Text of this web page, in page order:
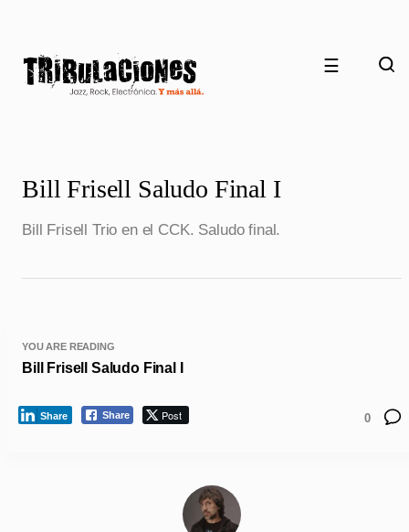
☰
Bill Frisell Saludo Final I
Bill Frisell Trio en el CCK. Saludo final.
YOU ARE READING
Bill Frisell Saludo Final I
Share Post
Share 0